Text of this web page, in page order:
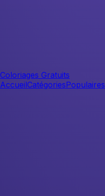
Coloriages Gratuits
AccueilCatégoriesPopulaires